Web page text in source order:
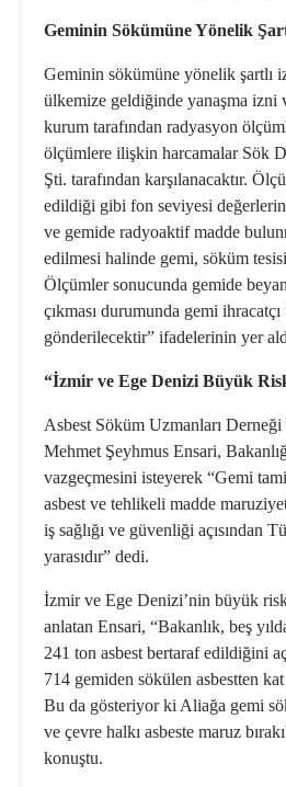
Geminin Sökümüne Yönelik
Geminin sökümüne yönelik şartlı
ülkemize geldiğinde yanaşma izni
kurum tarafından radyasyon
ölçümlere ilişkin harcamalar Sök
Şti. tarafından karşılanacaktır.
edildiği gibi fon seviyesi
ve gemide radyoaktif madde
edilmesi halinde gemi, söküm
Ölçümler sonucunda gemide
çıkması durumunda gemi
gönderilecektir” ifadelerinin yer
“İzmir ve Ege Denizi Büyük
Asbest Söküm Uzmanları
Mehmet Şeyhmus Ensari,
vazgeçmesini isteyerek “Gemi
asbest ve tehlikeli madde
iş sağlığı ve güvenliği açısından
yarasıdır” dedi.
İzmir ve Ege Denizi’nin büyük
anlatan Ensari, “Bakanlık, beş
241 ton asbest bertaraf edildiğini
714 gemiden sökülen asbestten kat
Bu da gösteriyor ki Aliağa gemi
ve çevre halkı asbeste maruz
konuştu.